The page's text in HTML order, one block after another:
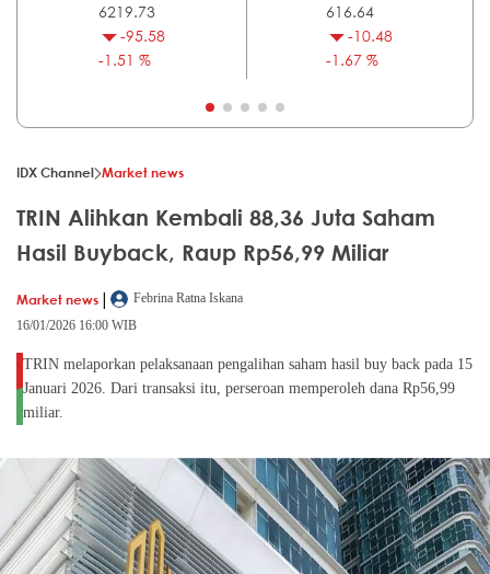
6219.73
-95.58
-1.51 %
616.64
-10.48
-1.67 %
IDX Channel Market news
TRIN Alihkan Kembali 88,36 Juta Saham
Hasil Buyback, Raup Rp56,99 Miliar
Market news |
Febrina Ratna Iskana
16/01/2026 16:00 WIB
TRIN melaporkan pelaksanaan pengalihan saham hasil buy back pada 15
Januari 2026. Dari transaksi itu, perseroan memperoleh dana Rp56,99
miliar.